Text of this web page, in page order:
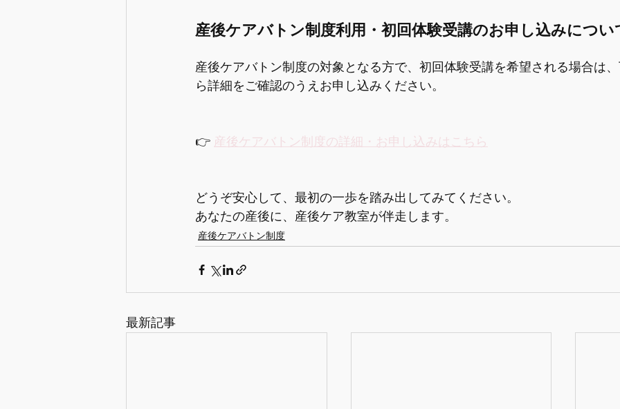
産後ケアバトン制度利用・初回体験受講のお申し込みについ
産後ケアバトン制度の対象となる方で、初回体験受講を希望される場合は
ら詳細をご確認のうえお申し込みください。
👉 産後ケアバトン制度の詳細・お申し込みはこちら
どうぞ安心して、最初の一歩を踏み出してみてください。
あなたの産後に、産後ケア教室が伴走します。
産後ケアバトン制度
最新記事